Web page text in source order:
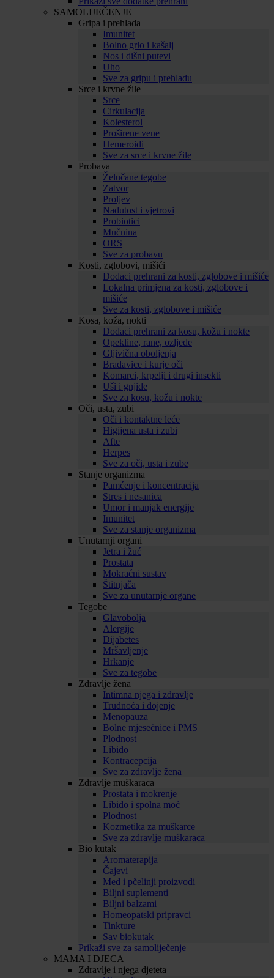
SAMOLIJEČENJE
Gripa i prehlada
Imunitet
Bolno grlo i kašalj
Nos i dišni putevi
Uho
Sve za gripu i prehladu
Srce i krvne žile
Srce
Cirkulacija
Kolesterol
Proširene vene
Hemeroidi
Sve za srce i krvne žile
Probava
Želučane tegobe
Zatvor
Proljev
Nadutost i vjetrovi
Probiotici
Mučnina
ORS
Sve za probavu
Kosti, zglobovi, mišići
Dodaci prehrani za kosti, zglobove i mišiće
Lokalna primjena za kosti, zglobove i
mišiće
Sve za kosti, zglobove i mišiće
Kosa, koža, nokti
Dodaci prehrani za kosu, kožu i nokte
Opekline, rane, ozljede
Gljivična oboljenja
Bradavice i kurje oči
Komarci, krpelji i drugi insekti
Uši i gnjide
Sve za kosu, kožu i nokte
Oči, usta, zubi
Oči i kontaktne leće
Higijena usta i zubi
Afte
Herpes
Sve za oči, usta i zube
Stanje organizma
Pamćenje i koncentracija
Stres i nesanica
Umor i manjak energije
Imunitet
Sve za stanje organizma
Unutarnji organi
Jetra i žuć
Prostata
Mokraćni sustav
Štitnjača
Sve za unutarnje organe
Tegobe
Glavobolja
Alergije
Dijabetes
Mršavljenje
Hrkanje
Sve za tegobe
Zdravlje žena
Intimna njega i zdravlje
Trudnoća i dojenje
Menopauza
Bolne mjesečnice i PMS
Plodnost
Libido
Kontracepcija
Sve za zdravlje žena
Zdravlje muškaraca
Prostata i mokrenje
Libido i spolna moć
Plodnost
Kozmetika za muškarce
Sve za zdravlje muškaraca
Bio kutak
Aromaterapija
Čajevi
Med i pčelinji proizvodi
Biljni suplementi
Biljni balzami
Homeopatski pripravci
Tinkture
Sav biokutak
Prikaži sve za samoliječenje
MAMA I DJECA
Zdravlje i njega djeteta